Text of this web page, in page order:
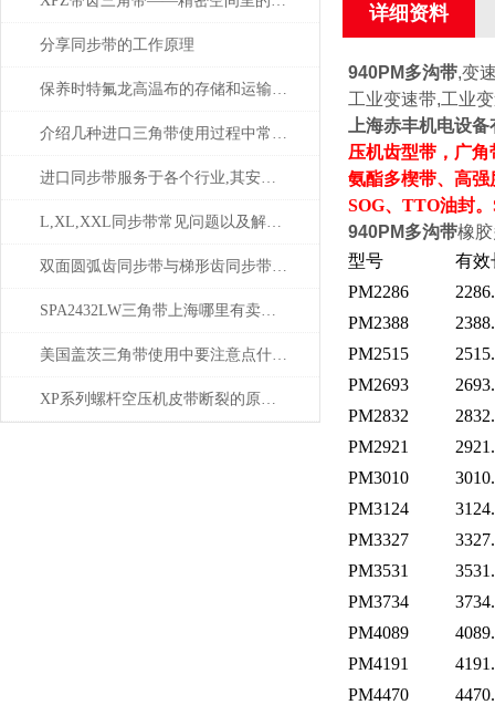
分享同步带的工作原理
保养时特氟龙高温布的存储和运输更要注意
介绍几种进口三角带使用过程中常常出现的问题
进口同步带服务于各个行业,其安装大同小异
L,XL,XXL同步带常见问题以及解决方案
双面圆弧齿同步带与梯形齿同步带的比较分析
SPA2432LW三角带上海哪里有卖？质量怎么样？
美国盖茨三角带使用中要注意点什么？
XP系列螺杆空压机皮带断裂的原因有哪些？
详细资料
940PM多沟带,变
工业变速带,工业
上海赤丰机电设备
压机齿型带，广
氨酯多楔带、 高强
SOG、TTO油封
940PM多沟带橡
型号
有效
PM2286
PM2388
PM2515
PM2693
PM2832
PM2921
PM3010
PM3124
PM3327
PM3531
PM3734
PM4089
PM4191
PM4470